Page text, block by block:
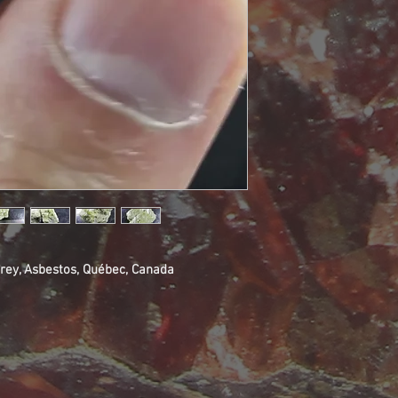
Asbestos, Québec, Canada